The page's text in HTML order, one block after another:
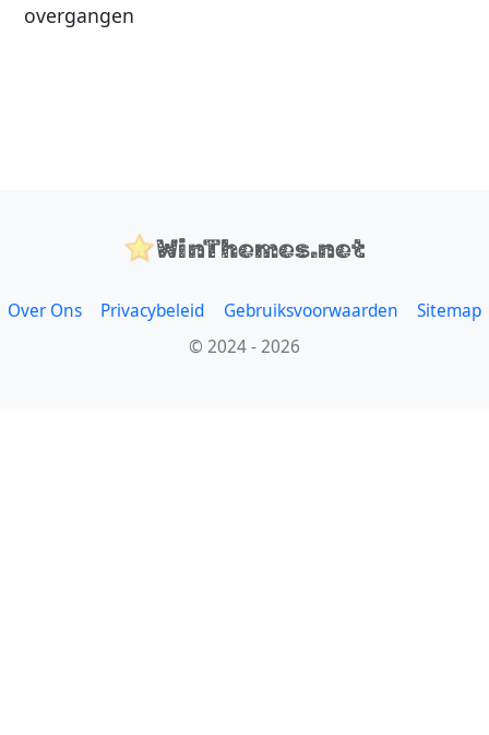
overgangen
WinThemes.net
Over Ons Privacybeleid Gebruiksvoorwaarden
Sitemap
© 2024 - 2026